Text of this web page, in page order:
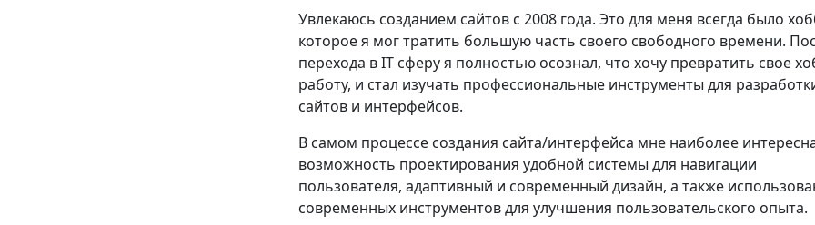
Увлекаюсь созданием сайтов с 2008 года. Это для меня всегда было
которое я мог тратить большую часть своего свободного времени.
перехода в IT сферу я полностью осознал, что хочу превратить свое
работу, и стал изучать профессиональные инструменты для
сайтов и интерфейсов.
В самом процессе создания сайта/интерфейса мне наиболее
возможность проектирования удобной системы для навигации
пользователя, адаптивный и современный дизайн, а также
современных инструментов для улучшения пользовательского опыта.